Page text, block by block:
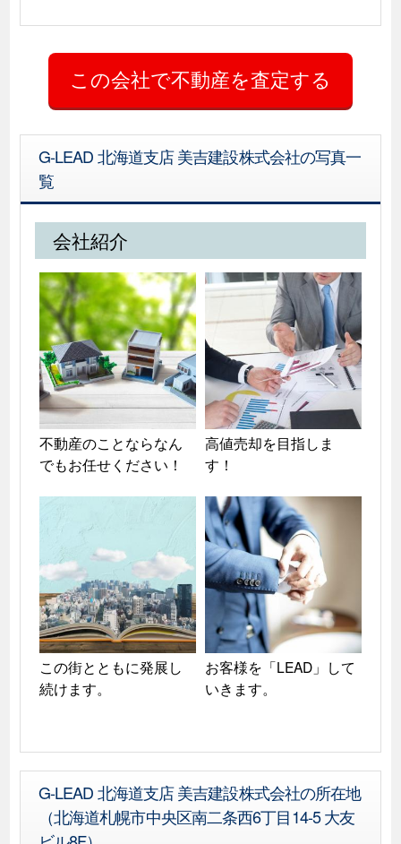
G-LEAD 北海道支店 美吉建設株式会社の写真一
覧
会社紹介
不動産のことならなん
でもお任せください！
高値売却を目指しま
す！
この街とともに発展し
続けます。
お客様を「LEAD」して
いきます。
G-LEAD 北海道支店 美吉建設株式会社の所在地
（北海道札幌市中央区南二条西6丁目14-5 大友